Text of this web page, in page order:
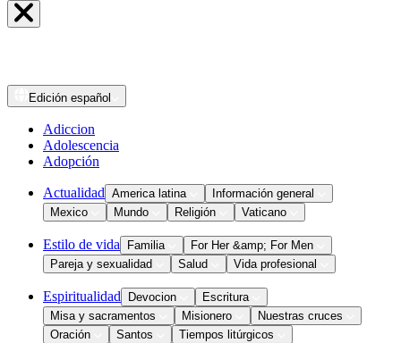
Edición español
Adiccion
Adolescencia
Adopción
Actualidad America latina
Información general
Mexico
Mundo Religión Vaticano
Estilo de vida Familia
For Her &amp; For Men
Pareja y sexualidad
Salud Vida profesional
Espiritualidad Devocion
Escritura
Misa y sacramentos
Misionero
Nuestras cruces
Oración
Santos
Tiempos litúrgicos